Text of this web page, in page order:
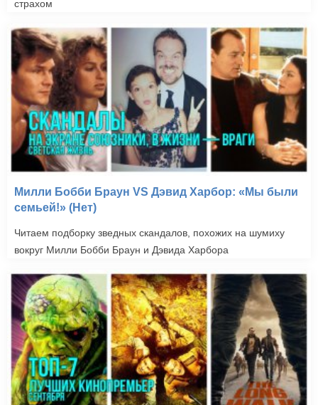
страхом
Милли Бобби Браун VS Дэвид Харбор: «Мы были
семьей!» (Нет)
Читаем подборку зведных скандалов, похожих на шумиху
вокруг Милли Бобби Браун и Дэвида Харбора